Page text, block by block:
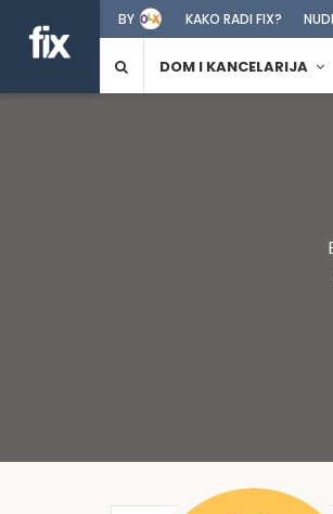
BY KAKO RADI FIX?
DOM I KANCELARIJA